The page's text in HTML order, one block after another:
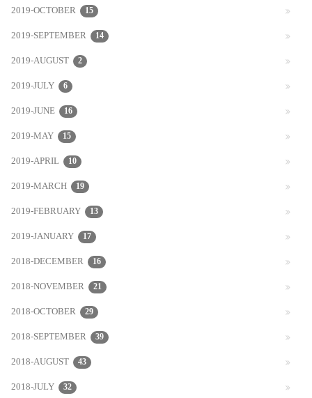
2019-OCTOBER 15
2019-SEPTEMBER 14
2019-AUGUST 2
2019-JULY 6
2019-JUNE 16
2019-MAY 15
2019-APRIL 10
2019-MARCH 19
2019-FEBRUARY 13
2019-JANUARY 17
2018-DECEMBER 16
2018-NOVEMBER 21
2018-OCTOBER 29
2018-SEPTEMBER 39
2018-AUGUST 43
2018-JULY 32